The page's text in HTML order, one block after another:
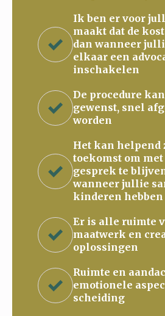
Ik ben er voor
maakt dat de
dan wanneer
elkaar een
inschakelen
De procedure
gewenst, snel
worden
Het kan helpend
toekomst om
gesprek te
wanneer jullie
kinderen hebben
Er is alle ruimte
maatwerk en
oplossingen
Ruimte en
emotionele
scheiding